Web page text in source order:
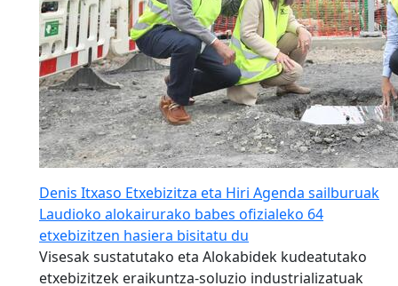
Denis Itxaso Etxebizitza eta Hiri Agenda sailburuak
Laudioko alokairurako babes ofizialeko 64
etxebizitzen hasiera bisitatu du
Visesak sustatutako eta Alokabidek kudeatutako
etxebizitzek eraikuntza-soluzio industrializatuak